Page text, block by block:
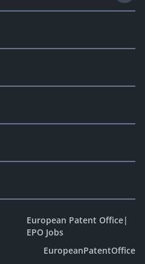
European Patent Office|
EPO Jobs
EuropeanPatentOffice